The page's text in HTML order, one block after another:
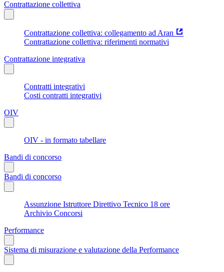
Contrattazione collettiva
Contrattazione collettiva: collegamento ad Aran
Contrattazione collettiva: riferimenti normativi
Contrattazione integrativa
Contratti integrativi
Costi contratti integrativi
OIV
OIV - in formato tabellare
Bandi di concorso
Bandi di concorso
Assunzione Istruttore Direttivo Tecnico 18 ore
Archivio Concorsi
Performance
Sistema di misurazione e valutazione della Performance